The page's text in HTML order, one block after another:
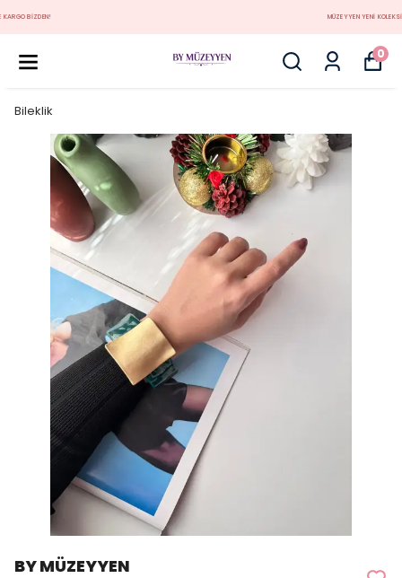
0
Bileklik
BY MÜZEYYEN